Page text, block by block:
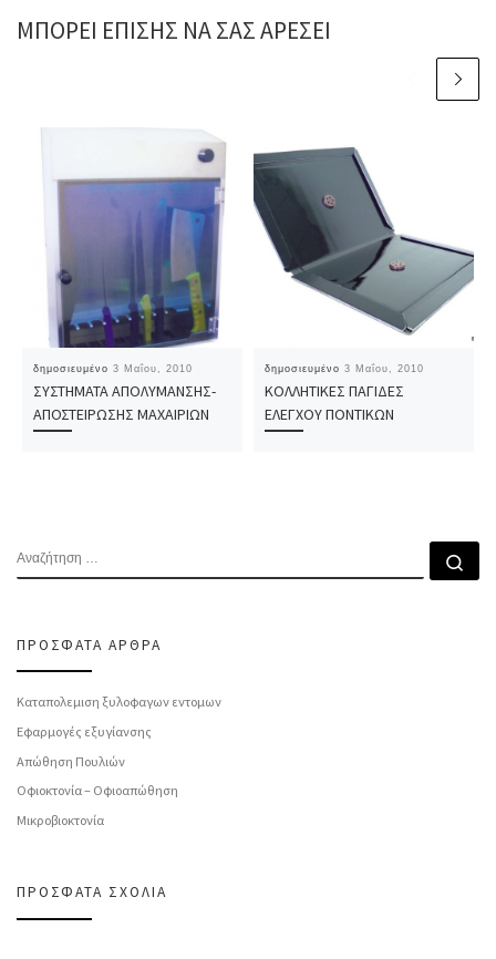
ΜΠΟΡΕΊ ΕΠΊΣΗΣ ΝΑ ΣΑΣ ΑΡΈΣΕΙ
δημοσιευμένο3 Μαΐου, 2010
ΣΥΣΤΗΜΑΤΑ ΑΠΟΛΥΜΑΝΣΗΣ-
ΑΠΟΣΤΕΙΡΩΣΗΣ ΜΑΧΑΙΡΙΩΝ
δημοσιευμένο3 Μαΐου, 2010
ΚΟΛΛΗΤΙΚΕΣ ΠΑΓΙΔΕΣ
ΕΛΕΓΧΟΥ ΠΟΝΤΙΚΩΝ
ΑΝΑΖΉΤΗΣΗ
ΠΡΌΣΦΑΤΑ ΆΡΘΡΑ
Καταπολεμιση ξυλοφαγων εντομων
Εφαρμογές εξυγίανσης
Απώθηση Πουλιών
Οφιοκτονία – Οφιοαπώθηση
Μικροβιοκτονία
ΠΡΌΣΦΑΤΑ ΣΧΌΛΙΑ